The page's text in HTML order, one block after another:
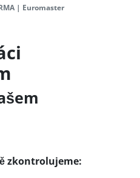
| Euromaster
zkontrolujeme: